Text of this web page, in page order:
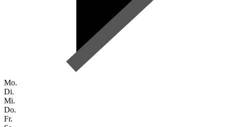
Mo.
Di.
Mi.
Do.
Fr.